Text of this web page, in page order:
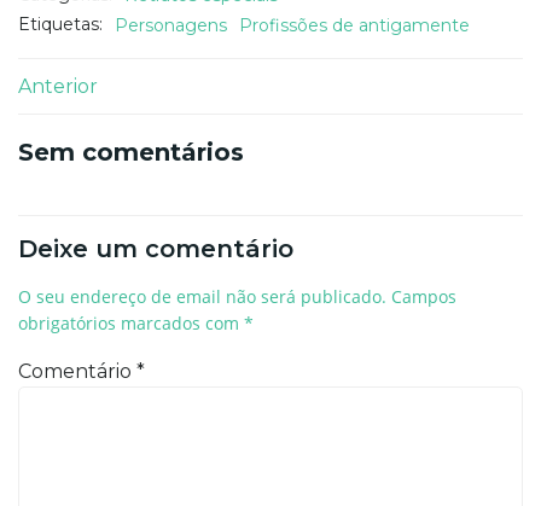
Etiquetas:
Personagens Profissões de antigamente
Navegação
de
Anterior
Sem comentários
Deixe um comentário
O seu endereço de email não será publicado. Campos
obrigatórios marcados com *
Comentário *